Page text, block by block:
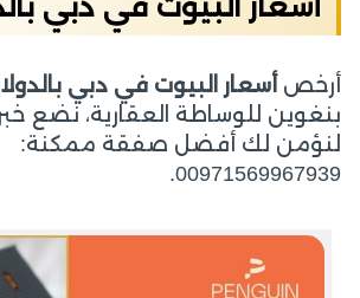
أسعار البيوت في دبي
أرخص أسعار البيوت في دبي
بنغوين للوساطة العقارية، نضع
لنؤمن لك أفضل صفقة ممكنة:
00971569967939.